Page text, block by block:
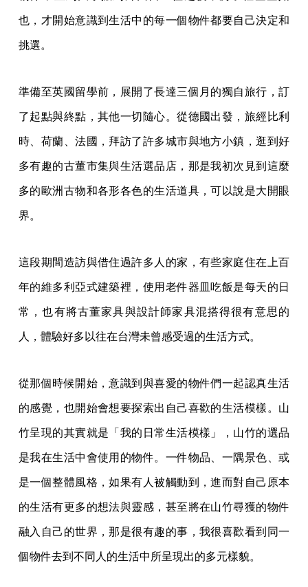
也，才開始意識到生活中的每一個物件都要自己決定和
挑選。
準備至英國留學前，展開了長達三個月的獨自旅行，訂
了起點與終點，其他一切隨心。從德國出發，旅經比利
時、荷蘭、法國，拜訪了許多城市與地方小鎮，逛到好
多有趣的古董市集與生活選品店，那是我初次見到這麼
多的歐洲古物和各形各色的生活道具，可以說是大開眼
界。
這段期間造訪與借住過許多人的家，有些家庭住在上百
年的維多利亞式建築裡，使用老件器皿吃飯是每天的日
常，也有將古董家具與設計師家具混搭得很有意思的
人，體驗好多以往在台灣未曾感受過的生活方式。
從那個時候開始，意識到與喜愛的物件們一起認真生活
的感覺，也開始會想要探索出自己喜歡的生活模樣。山
竹呈現的其實就是「我的日常生活模樣」，山竹的選品
是我在生活中會使用的物件。一件物品、一隅景色、或
是一個整體風格，如果有人被觸動到，進而對自己原本
的生活有更多的想法與靈感，甚至將在山竹尋獲的物件
融入自己的世界，那是很有趣的事，我很喜歡看到同一
個物件去到不同人的生活中所呈現出的多元樣貌。